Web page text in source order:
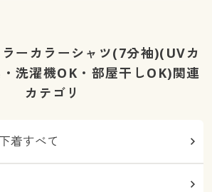
ーカラーシャツ(7分袖)(UVカ
洗濯機OK・部屋干しOK)関連
カテゴリ
着すべて